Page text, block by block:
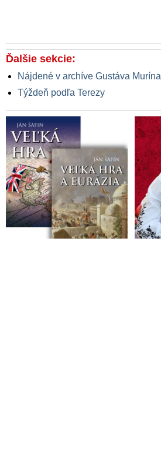
Ďalšie sekcie:
Nájdené v archíve Gustáva Murína
Týždeň podľa Terezy